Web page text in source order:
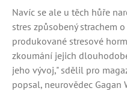
Navíc se ale u těch hůře
stres způsobený strachem
produkované stresové
zkoumání jejich
jeho vývoj," sdělil pro
popsal, neurovědec Gagan